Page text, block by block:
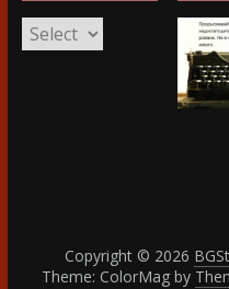
АРХИВ
Copyright © 2026
Theme: ColorMag by